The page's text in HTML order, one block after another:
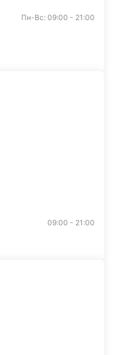
Пн-Вс: 09:00 - 21:00
09:00 - 21:00